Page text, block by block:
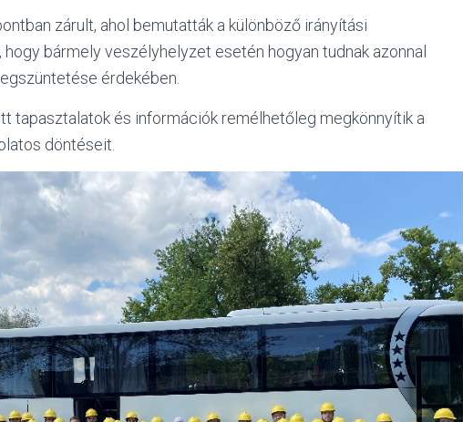
zárult, ahol bemutatták a különböző irányítási
bármely veszélyhelyzet esetén hogyan tudnak azonnal
érdekében.
tapasztalatok és információk remélhetőleg megkönnyítik a
döntéseit.